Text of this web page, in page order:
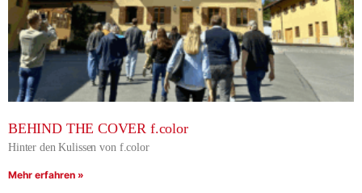
BEHIND THE COVER f.color
Hinter den Kulissen von f.color
Mehr erfahren »